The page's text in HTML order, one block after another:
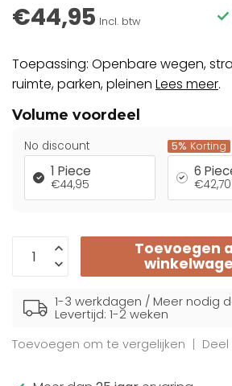
€44,95 Incl. btw
Toepassing: Openbare wegen,
ruimte, parken, pleinen Lees meer.
Volume voordeel
No discount
1 Piece
€44,95
5% Korting
6
€42,70
Toevoegen
1-3 werkdagen / Meer nodig
Levertijd: 1-2 weken
Toevoegen om te vergelijken